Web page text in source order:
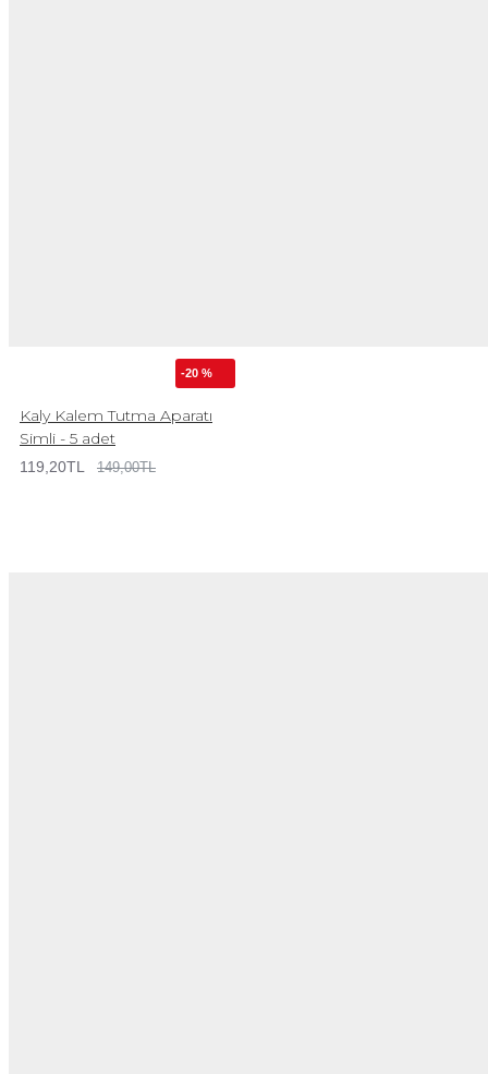
-20 %
Kaly Kalem Tutma Aparatı
Simli - 5 adet
119,20TL 149,00TL